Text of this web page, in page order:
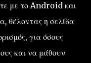
με το Android και
θέλοντας η σελίδα
για όσους
και να μάθουν